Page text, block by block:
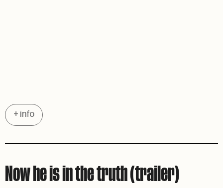
+ info
Now he is in the truth (trailer)